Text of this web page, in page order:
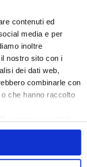
contenuti ed
media e per
inoltre
nostro sito con i
dei dati web,
combinarle con
che hanno raccolto